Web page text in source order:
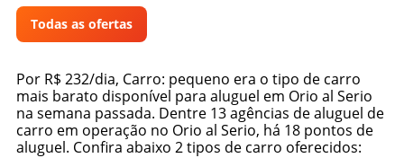
Todas as ofertas
Por R$ 232/dia, Carro: pequeno era o tipo de carro
mais barato disponível para aluguel em Orio al Serio
na semana passada. Dentre 13 agências de aluguel de
carro em operação no Orio al Serio, há 18 pontos de
aluguel. Confira abaixo 2 tipos de carro oferecidos: